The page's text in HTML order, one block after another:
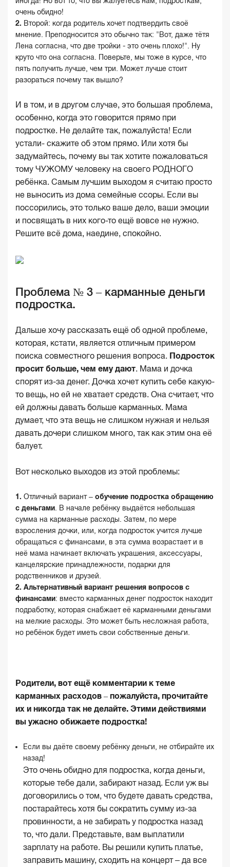
очень обидно!
Второй: когда родитель хочет подтвердить своё
мнение. Преподносится это обычно так: "Вот, даже тётя
Лена согласна, что две тройки - это очень плохо!". Ну
круто что она согласна. Поверьте, мы тоже в курсе, что
пять получить лучше, чем три. Может лучше стоит
разораться почему так вышло?
И в том, и в другом случае, это большая проблема,
особенно, когда это говорится прямо при
подростке. Не делайте так, пожалуйста! Если
устали- скажите об этом прямо. Или хотя бы
задумайтесь, почему вы так хотите пожаловаться
тому ЧУЖОМУ человеку на своего РОДНОГО
ребёнка. Самым лучшим выходом я считаю просто
не выносить из дома семейные ссоры. Если вы
поссорились, это только ваше дело, ваши эмоции
и посвящать в них кого-то ещё вовсе не нужно.
Решите всё дома, наедине, спокойно.
Проблема № 3 – карманные деньги
подростка.
Дальше хочу рассказать ещё об одной проблеме,
которая, кстати, является отличным примером
поиска совместного решения вопроса. Подросток
просит больше, чем ему дают. Мама и дочка
спорят из-за денег. Дочка хочет купить себе какую-
то вещь, но ей не хватает средств. Она считает, что
ей должны давать больше карманных. Мама
думает, что эта вещь не слишком нужная и нельзя
давать дочери слишком много, так как этим она её
балует.
Вот несколько выходов из этой проблемы:
Отличный вариант – обучение подростка обращению
с деньгами . В начале ребёнку выдаётся небольшая
сумма на карманные расходы. Затем, по мере
взросления дочки, или, когда подросток учится лучше
обращаться с финансами, в эта сумма возрастает и в
неё мама начинает включать украшения, аксессуары,
канцелярские принадлежности, подарки для
родственников и друзей.
Альтернативный вариант решения вопросов с
финансами: вместо карманных денег подросток находит
подработку, которая снабжает её карманными деньгами
на мелкие расходы. Это может быть несложная работа,
но ребёнок будет иметь свои собственные деньги.
Родители, вот ещё комментарии к теме
карманных расходов – пожалуйста, прочитайте
их и никогда так не делайте. Этими действиями
вы ужасно обижаете подростка!
Если вы даёте своему ребёнку деньги, не отбирайте их
назад!
Это очень обидно для подростка, когда деньги,
которые тебе дали, забирают назад. Если уж вы
договорились о том, что будете давать средства,
постарайтесь хотя бы сократить сумму из-за
провинности, а не забирать у подростка назад
то, что дали. Представьте, вам выплатили
зарплату на работе. Вы решили купить платье,
заправить машину, сходить на концерт – да все